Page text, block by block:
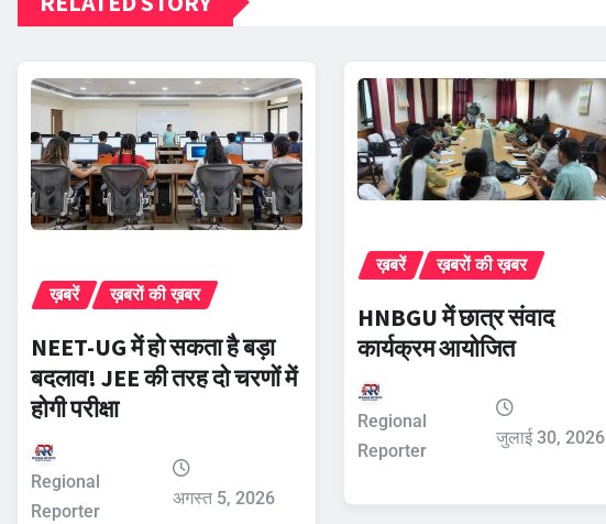
ख़बरें ख़बरों की ख़बर
NEET-UG में हो सकता है बड़ा
बदलाव! JEE की तरह दो चरणों में
होगी परीक्षा
Regional
Reporter
अगस्त 5, 2026
ख़बरें ख़बरों की ख़बर
HNBGU में छात्र संवाद
कार्यक्रम आयोजित
Regional
Reporter
जुलाई 30, 2026